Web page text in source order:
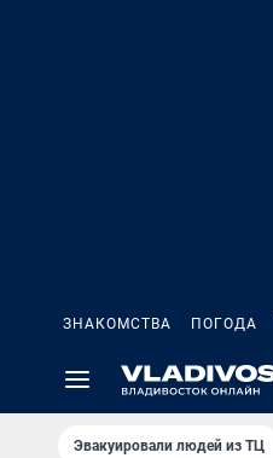
ЗНАКОМСТВА ПОГОДА
Эвакуировали людей из ТЦ